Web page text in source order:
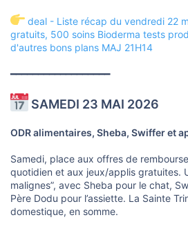
deal - Liste récap du vendredi 22
gratuits, 500 soins Bioderma tests
d'autres bons plans MAJ 21H14
━━━━━━━━━━━━━━━━━━
SAMEDI 23 MAI 2026
ODR alimentaires, Sheba, Swiffer et
Samedi, place aux offres de
quotidien et aux jeux/applis gratuites.
malignes”, avec Sheba pour le chat,
Père Dodu pour l’assiette. La Sainte
domestique, en somme.